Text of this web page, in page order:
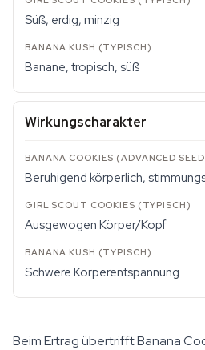
Süß, erdig, minzig
Banane, tropisch, süß
Wirkungscharakter
Beruhigend körperlich,
Ausgewogen Körper/Kopf
Schwere Körperentspannung
Beim Ertrag übertrifft Banana